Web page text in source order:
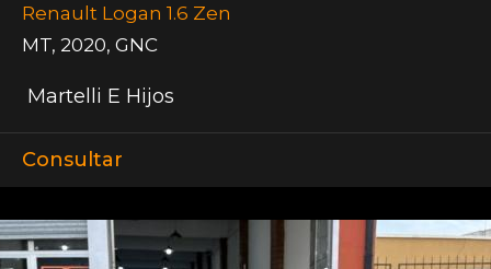
Renault Logan 1.6 Zen
MT, 2020, GNC
Martelli E Hijos
Consultar